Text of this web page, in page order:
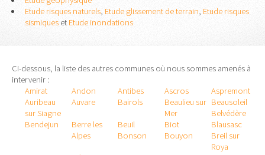
Etude risques naturels, Etude glissement de terrain, Etude risques
sismiqueset Etude inondations
Ci-dessous, la liste des autres communes où nous sommes amenés à
intervenir :
Amirat
Andon Antibes Ascros
Aspremont
Auribeau
sur Siagne
Auvare Bairols
Beaulieu sur
Mer
Beausoleil
Belvédère
Bendejun
Berre les
Alpes
Beuil Biot
Blausasc
Bonson
Bouyon
Breil sur
Roya